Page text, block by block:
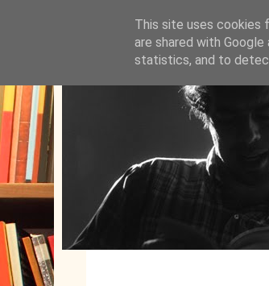
This site uses cookies
are shared with
statistics, and to